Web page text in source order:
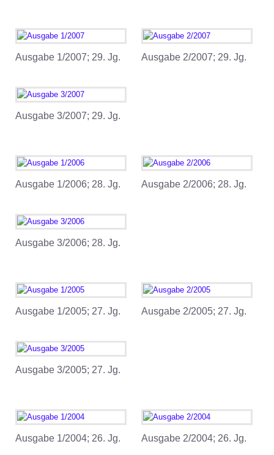
Ausgabe 1/2007; 29. Jg. Ausgabe 2/2007; 29. Jg.
Ausgabe 3/2007; 29. Jg.
Ausgabe 1/2006; 28. Jg. Ausgabe 2/2006; 28. Jg.
Ausgabe 3/2006; 28. Jg.
Ausgabe 1/2005; 27. Jg. Ausgabe 2/2005; 27. Jg.
Ausgabe 3/2005; 27. Jg.
Ausgabe 1/2004; 26. Jg. Ausgabe 2/2004; 26. Jg.